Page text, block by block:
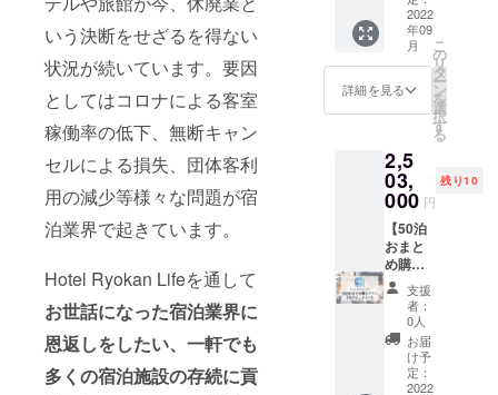
いう決断をせざるを得ない
状況が続いています。要因
としてはコロナによる客室
稼働率の低下、無断キャン
セルによる損失、団体客利
用の減少等様々な問題が宿
泊業界で起きています。
Hotel Ryokan Lifeを通して
お世話になった宿泊業界に
恩返しをしたい、一軒でも
多くの宿泊施設の存続に貢
空き状
況によ
りご希
望日に
ご予約
いただ
けない
ござい
ます。
宿泊希
望日が
お決ま
りにな
りまし
たらお
早めに
ご連絡
くださ
い。
阪難波
●那覇
ビーチ
サイド
ホテル
※※1支援
につ
則1名様
が対象
となり
ます。
ホテル
によっ
ては2名
宿泊で
きる場
合もあ
るの
で、必
要な場
合はお
数：61
利用可
能なエ
リア：
北海
道・東
京・石
阪・京
都・福
岡・沖
縄 ご利
用可能
期間：
2023年
12月31
日まで
【宿泊
可能な
施設】
●lyf
Tenjin
部最低
宿泊日
数の設
定があ
るお部
屋がご
ざいま
別途ご
案内致
しま
す。 利
用可能
ホテル
数：23
利用可
能なお
部屋の
種類
数：103
利用可
能なエ
タン
ダード
プラン
該当の
お部屋
が半年
間（180
まり放
題とな
りま
す。 ※
連泊・1
泊ずつ
分けて
のご利
用いず
れも可
能で
す。 一
部最低
宿泊日
2022
年09
月
詳細を見る
こ
の
リ
タ
ー
ン
を
選
択
す
る
2,5
03,
000 円
残り10
【50泊
おまと
め購入
プラ
ン：ラ
グジュ
ア
リー】
CAMPF
IRE限定
支援
者：
0人
お届
け予
定：
2022